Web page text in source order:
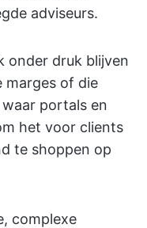
adviseurs.
onder druk blijven
marges of die
portals en
het voor clients
te shoppen op
complexe